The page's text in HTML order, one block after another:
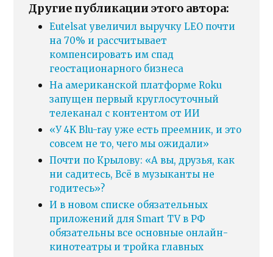
Другие публикации этого автора:
Eutelsat увеличил выручку LEO почти
на 70% и рассчитывает
компенсировать им спад
геостационарного бизнеса
На американской платформе Roku
запущен первый круглосуточный
телеканал с контентом от ИИ
«У 4K Blu-ray уже есть преемник, и это
совсем не то, чего мы ожидали»
Почти по Крылову: «А вы, друзья, как
ни садитесь, Всё в музыканты не
годитесь»?
И в новом списке обязательных
приложений для Smart TV в РФ
обязательны все основные онлайн-
кинотеатры и тройка главных